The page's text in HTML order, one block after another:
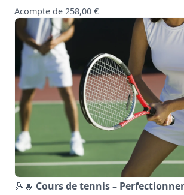
Acompte de 258,00 €
🎾🔥 Cours de tennis –